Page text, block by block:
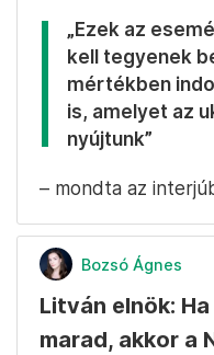
„Ezek az
kell tegyenek
mértékben
is, amelyet az
nyújtunk”
– mondta az
Bozsó Ágnes
Litván elnök:
marad, akkor a